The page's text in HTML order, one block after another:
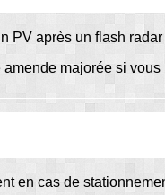
PV après un flash radar
majorée si
en cas de